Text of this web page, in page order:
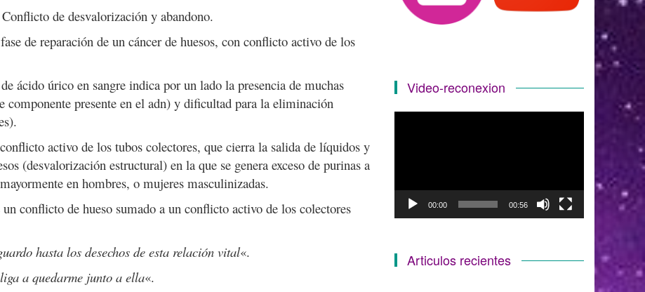
de desvalorización y abandono.
de reparación de un cáncer de huesos, con conflicto activo de los
ácido úrico en sangre indica por un lado la presencia de muchas
componente presente en el adn) y dificultad para la eliminación
activo de los tubos colectores, que cierra la salida de líquidos y
(desvalorización estructural) en la que se genera exceso de purinas a
en hombres, o mujeres masculinizadas.
un conflicto de hueso sumado a un conflicto activo de los colectores
hasta los desechos de esta relación vital«.
a quedarme junto a ella«.
Video-reconexion
00:00 00:56
Articulos recientes